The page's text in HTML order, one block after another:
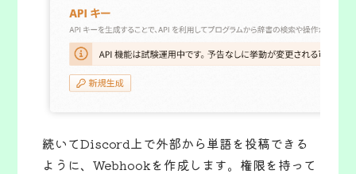
続いてDiscord上で外部から単語を投稿できる
ように、Webhookを作成します。権限を持って